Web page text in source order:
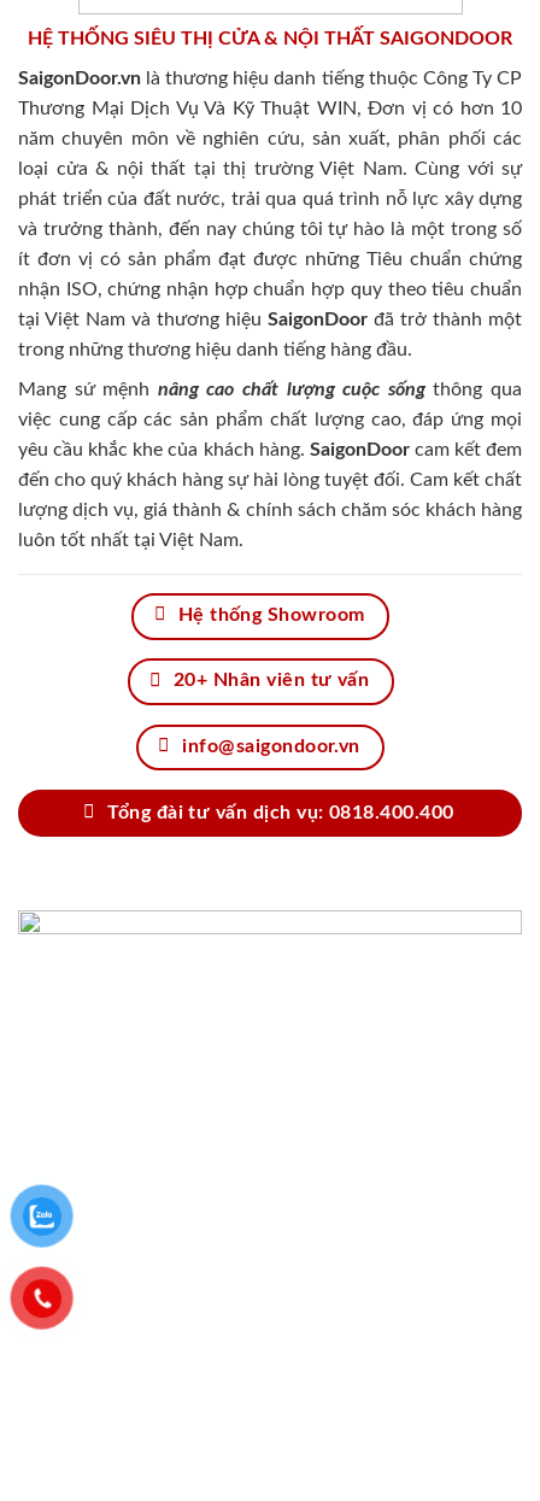
HỆ THỐNG SIÊU THỊ CỬA & NỘI THẤT SAIGONDOOR
SaigonDoor.vn là thương hiệu danh tiếng thuộc Công Ty CP
Thương Mại Dịch Vụ Và Kỹ Thuật WIN, Đơn vị có hơn 10
năm chuyên môn về nghiên cứu, sản xuất, phân phối các
loại cửa & nội thất tại thị trường Việt Nam. Cùng với sự
phát triển của đất nước, trải qua quá trình nỗ lực xây dựng
và trưởng thành, đến nay chúng tôi tự hào là một trong số
ít đơn vị có sản phẩm đạt được những Tiêu chuẩn chứng
nhận ISO, chứng nhận hợp chuẩn hợp quy theo tiêu chuẩn
tại Việt Nam và thương hiệu SaigonDoor đã trở thành một
trong những thương hiệu danh tiếng hàng đầu.
Mang sứ mệnh nâng cao chất lượng cuộc sốngthông qua
việc cung cấp các sản phẩm chất lượng cao, đáp ứng mọi
yêu cầu khắc khe của khách hàng. SaigonDoorcam kết đem
đến cho quý khách hàng sự hài lòng tuyệt đối. Cam kết chất
lượng dịch vụ, giá thành & chính sách chăm sóc khách hàng
luôn tốt nhất tại Việt Nam.
Hệ thống Showroom
20+ Nhân viên tư vấn
info@saigondoor.vn
Tổng đài tư vấn dịch vụ: 0818.400.400